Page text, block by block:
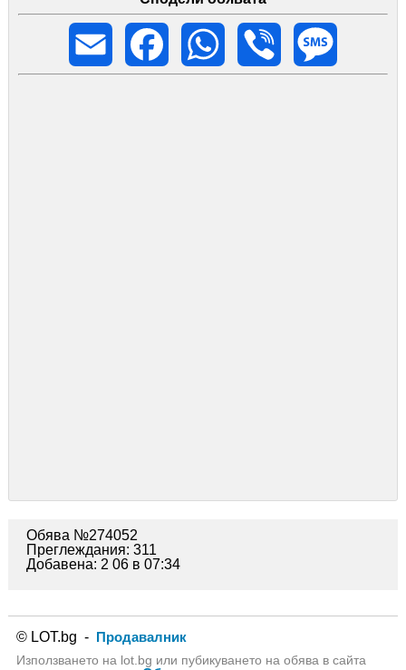
Email
Facebook WhatsApp Viber
Обява №274052
Преглеждания: 311
Добавена: 2 06 в 07:34
© LOT.bg - Продавалник
Използването на lot.bg или пубикуването на обява в сайта